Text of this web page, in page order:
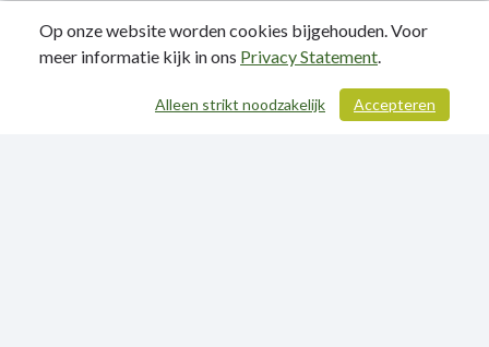
/ 321
Publicatiedatum: 10-06-2024
Op onze website worden cookies bijgehouden. Voor
meer informatie kijk in ons Privacy Statement.
Accepteren
Alleen strikt noodzakelijk